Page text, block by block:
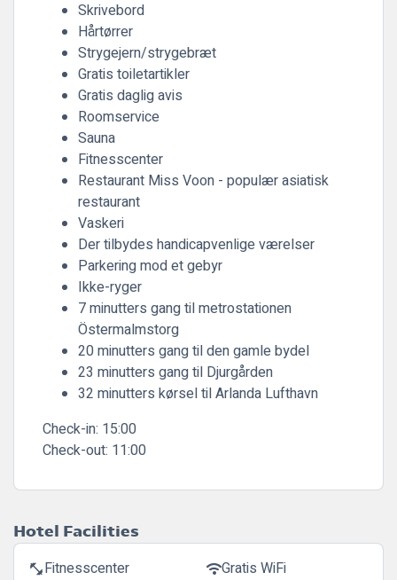
Skrivebord
Hårtørrer
Strygejern/strygebræt
Gratis toiletartikler
Gratis daglig avis
Roomservice
Sauna
Fitnesscenter
Restaurant Miss Voon - populær asiatisk
restaurant
Vaskeri
Der tilbydes handicapvenlige værelser
Parkering mod et gebyr
Ikke-ryger
7 minutters gang til metrostationen
Östermalmstorg
20 minutters gang til den gamle bydel
23 minutters gang til Djurgården
32 minutters kørsel til Arlanda Lufthavn
Check-in: 15:00
Check-out: 11:00
Hotel Facilities
fitness_centerFitnesscenter wifiGratis WiFi